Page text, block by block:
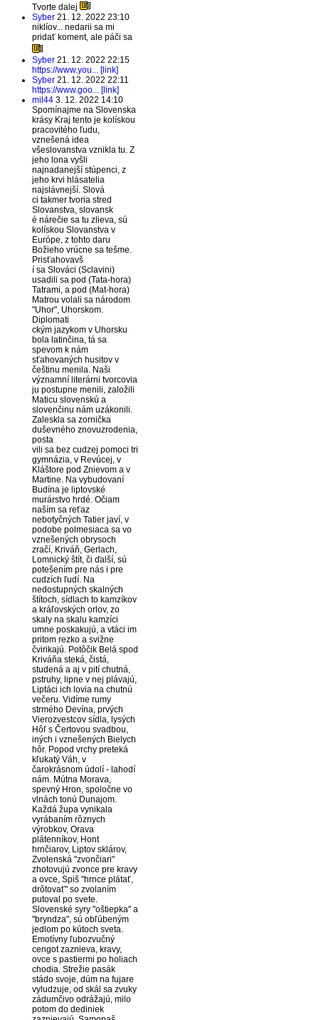
Tvorte dalej
Syber 21. 12. 2022 23:10
niklíov... nedarii sa mi
pridať koment, ale páči sa
Syber 21. 12. 2022 22:15
https://www.you... [link]
Syber 21. 12. 2022 22:11
https://www.goo... [link]
mil44 3. 12. 2022 14:10
Spomínajme na Slovenska
krásy Kraj tento je kolískou
pracovitého ľudu,
vznešená idea
všeslovanstva vznikla tu. Z
jeho lona vyšli
najnadanejší stúpenci, z
jeho krvi hlásatelia
najslávnejší. Slová
ci takmer tvoria stred
Slovanstva, slovansk
é nárečie sa tu zlieva, sú
kolískou Slovanstva v
Európe, z tohto daru
Božieho vrúcne sa tešme.
Prisťahovavš
í sa Slováci (Sclavini)
usadili sa pod (Tata-hora)
Tatrami, a pod (Mat-hora)
Matrou volali sa národom
"Uhor", Uhorskom.
Diplomati
ckým jazykom v Uhorsku
bola latinčina, tá sa
spevom k nám
sťahovaných husitov v
češtinu menila. Naši
významní literárni tvorcovia
ju postupne menili, založili
Maticu slovenskú a
slovenčinu nám uzákonili.
Zaleskla sa zornička
duševného znovuzrodenia,
posta
vili sa bez cudzej pomoci tri
gymnázia, v Revúcej, v
Kláštore pod Znievom a v
Martine. Na vybudovaní
Budína je liptovské
murárstvo hrdé. Očiam
naším sa reťaz
nebotyčných Tatier javí, v
podobe polmesiaca sa vo
vznešených obrysoch
zračí, Kriváň, Gerlach,
Lomnický štít, či ďalší, sú
potešením pre nás i pre
cudzích ľudí. Na
nedostupných skalných
štítoch, sídlach to kamzíkov
a kráľovských orlov, zo
skaly na skalu kamzíci
umne poskakujú, a vtáci im
pritom rezko a svižne
čvirikajú. Potôčik Belá spod
Kriváňa steká, čistá,
studená a aj v pití chutná,
pstruhy, lipne v nej plávajú,
Liptáci ich lovia na chutnú
večeru. Vidíme rumy
strmého Devína, prvých
Vierozvestcov sídla, lysých
Hôľ s Čertovou svadbou,
iných i vznešených Bielych
hôr. Popod vrchy preteká
kľukatý Váh, v
čarokrásnom údolí - lahodí
nám. Mútna Morava,
spevný Hron, spoločne vo
vlnách tonú Dunajom.
Každá župa vynikala
vyrábaním rôznych
výrobkov, Orava
plátenníkov, Hont
hrnčiarov, Liptov sklárov,
Zvolenská "zvončiari"
zhotovujú zvonce pre kravy
a ovce, Spiš "hrnce plátať,
drôtovať" so zvolaním
putoval po svete.
Slovenské syry "oštiepka" a
"bryndza", sú obľúbeným
jedlom po kútoch sveta.
Emotívny ľubozvučný
cengot zaznieva, kravy,
ovce s pastiermi po holiach
chodia. Strežie pasák
stádo svoje, dúm na fujare
vyludzuje, od skál sa zvuky
zádumčivo odrážajú, milo
potom do dediniek